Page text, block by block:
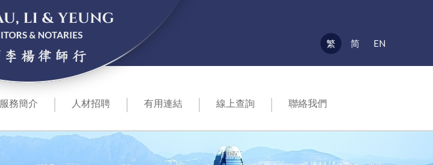
繁 简 EN
服務簡介 人材招聘 有用連結 線上查詢 聯絡我們